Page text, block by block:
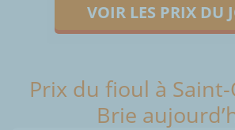
VOIR LES PRIX DU
Prix du fioul à
Brie